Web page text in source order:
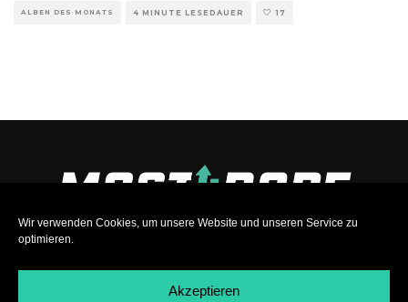
Wir verwenden Cookies, um unsere Website und unseren Service zu
optimieren.
Akzeptieren
ALBEN DES MONATS 4 MINUTE LESEDAUER 17